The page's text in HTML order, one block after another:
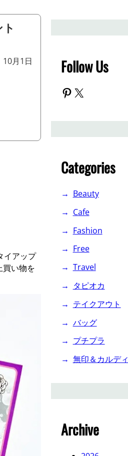
月1日
イアップ
買い物を
Follow Us
Pinterest X
Categories
Beauty
Cafe
Fashion
Free
Travel
タピオカ
テイクアウト
バッグ
プチプラ
無印＆カルディ
Archive